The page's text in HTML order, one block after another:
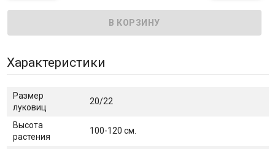
Характеристики
Размер
луковиц
20/22
Высота
растения
100-120 см.